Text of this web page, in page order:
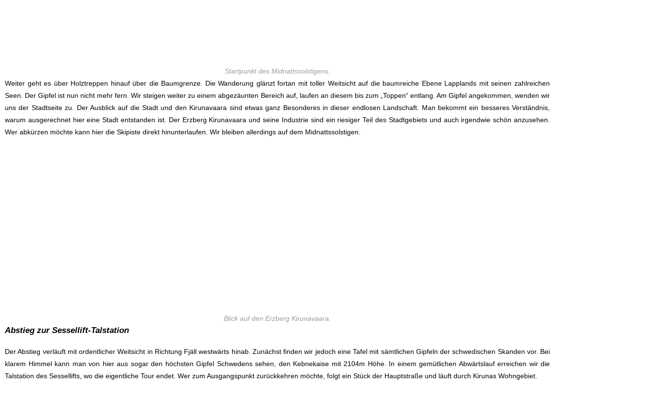
Startpunkt des Midnattssolstigens.
Weiter geht es über Holztreppen hinauf über die Baumgrenze. Die Wanderung glänzt fortan mit toller Weitsicht auf die baumreiche Ebene Lapplands mit seinen zahlreichen
Seen. Der Gipfel ist nun nicht mehr fern. Wir steigen weiter zu einem abgezäunten Bereich auf, laufen an diesem bis zum „Toppen“ entlang. Am Gipfel angekommen, wenden wir
uns der Stadtseite zu. Der Ausblick auf die Stadt und den Kirunavaara sind etwas ganz Besonderes in dieser endlosen Landschaft. Man bekommt ein besseres Verständnis,
warum ausgerechnet hier eine Stadt entstanden ist. Der Erzberg Kirunavaara und seine Industrie sind ein riesiger Teil des Stadtgebiets und auch irgendwie schön anzusehen.
Wer abkürzen möchte kann hier die Skipiste direkt hinunterlaufen. Wir bleiben allerdings auf dem Midnattssolstigen.
Blick auf den Erzberg Kirunavaara.
Abstieg zur Sessellift-Talstation
Der Abstieg verläuft mit ordentlicher Weitsicht in Richtung Fjäll westwärts hinab. Zunächst finden wir jedoch eine Tafel mit sämtlichen Gipfeln der schwedischen Skanden vor. Bei
klarem Himmel kann man von hier aus sogar den höchsten Gipfel Schwedens sehen, den Kebnekaise mit 2104m Höhe. In einem gemütlichen Abwärtslauf erreichen wir die
Talstation des Sessellifts, wo die eigentliche Tour endet. Wer zum Ausgangspunkt zurückkehren möchte, folgt ein Stück der Hauptstraße und läuft durch Kirunas Wohngebiet.